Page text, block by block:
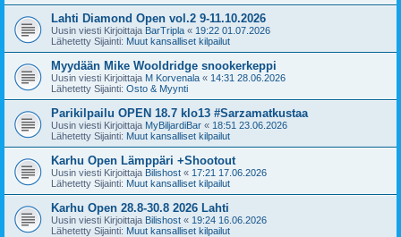
Lahti Diamond Open vol.2 9-11.10.2026
Uusin viesti Kirjoittaja BarTripla « 19:22 01.07.2026
Lähetetty Sijainti: Muut kansalliset kilpailut
Myydään Mike Wooldridge snookerkeppi
Uusin viesti Kirjoittaja M Korvenala « 14:31 28.06.2026
Lähetetty Sijainti: Osto & Myynti
Parikilpailu OPEN 18.7 klo13 #Sarzamatkustaa
Uusin viesti Kirjoittaja MyBiljardiBar « 18:51 23.06.2026
Lähetetty Sijainti: Muut kansalliset kilpailut
Karhu Open Lämppäri +Shootout
Uusin viesti Kirjoittaja Bilishost « 17:21 17.06.2026
Lähetetty Sijainti: Muut kansalliset kilpailut
Karhu Open 28.8-30.8 2026 Lahti
Uusin viesti Kirjoittaja Bilishost « 19:24 16.06.2026
Lähetetty Sijainti: Muut kansalliset kilpailut